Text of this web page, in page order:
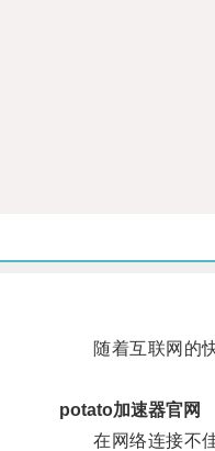
随着互联网的快
potato加速器官网
在网络连接不佳